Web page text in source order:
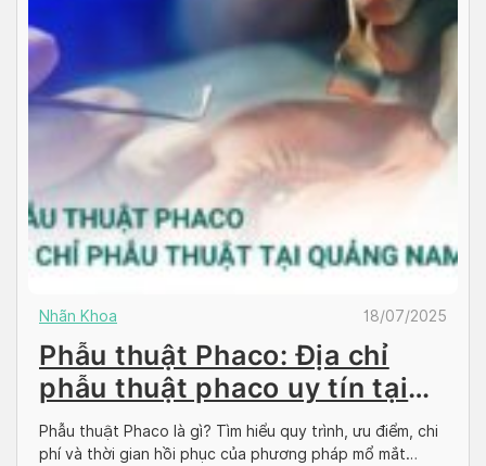
Nhãn Khoa 18/07/2025
Phẫu thuật Phaco: Địa chỉ
phẫu thuật phaco uy tín tại
Quảng Nam
Phẫu thuật Phaco là gì? Tìm hiểu quy trình, ưu điểm, chi
phí và thời gian hồi phục của phương pháp mổ mắt